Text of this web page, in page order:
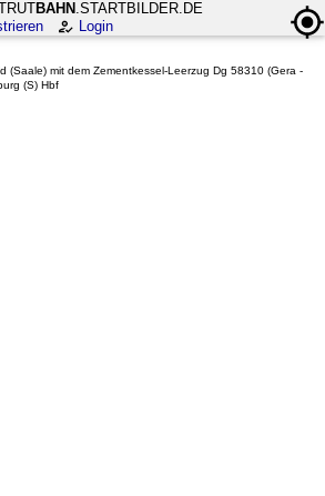
BAHN .STARTBILDER.DE
Login
(Saale) mit dem Zementkessel-Leerzug Dg 58310 (Gera -
(S) Hbf